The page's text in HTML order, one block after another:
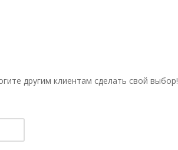
другим клиентам сделать свой выбор!